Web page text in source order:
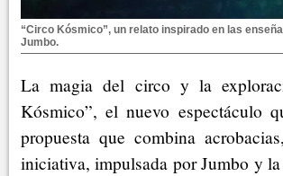
“Circo Kósmico”, un relato inspirado en las
Jumbo.
La magia del circo y la
Kósmico”, el nuevo espectáculo
propuesta que combina
iniciativa, impulsada por Jumbo y